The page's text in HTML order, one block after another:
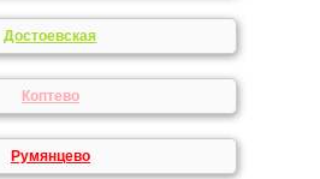
Достоевская
Коптево
Румянцево